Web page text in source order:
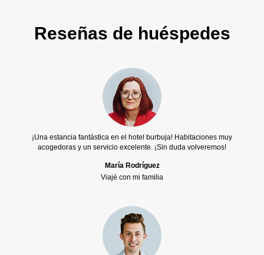
Reseñas de huéspedes
¡Una estancia fantástica en el hotel burbuja! Habitaciones muy
acogedoras y un servicio excelente. ¡Sin duda volveremos!
María Rodríguez
Viajé con mi familia